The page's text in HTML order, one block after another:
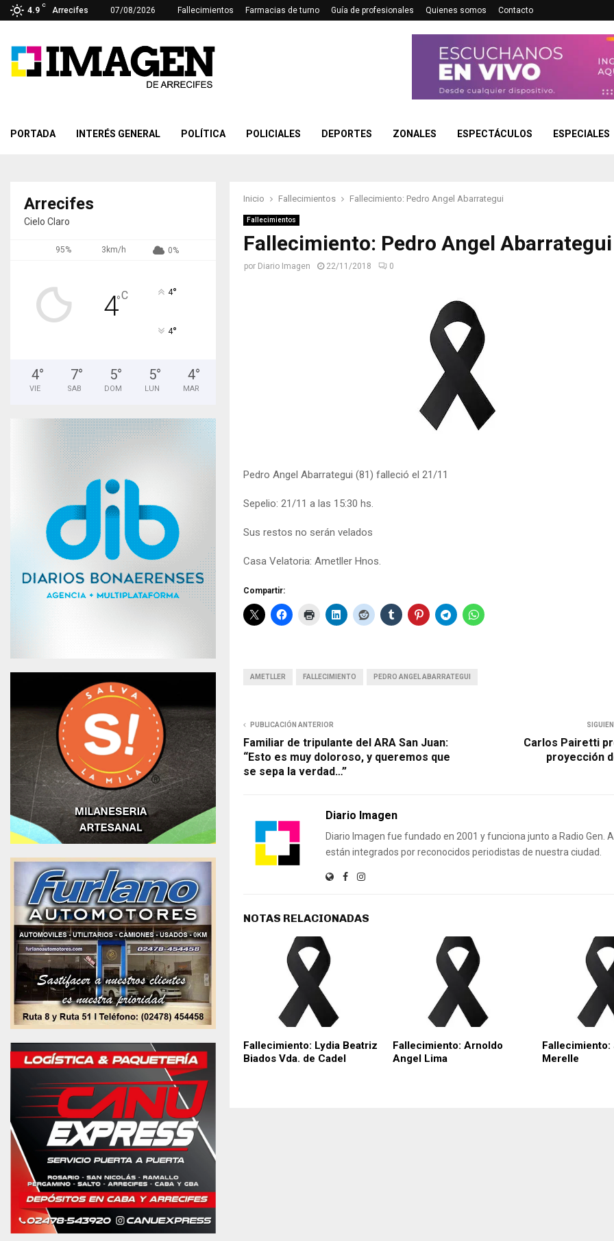
4.9
C
Arrecifes 07/08/2026 Fallecimientos Farmacias de turno Guía de profesionales Quienes somos Contacto
PORTADA INTERÉS GENERAL POLÍTICA POLICIALES DEPORTES ZONALES ESPECTÁCULOS ESPECIALES
Inicio Fallecimientos Fallecimiento: Pedro Angel Abarrategui
Fallecimientos
Fallecimiento: Pedro Angel Abarrategui
por Diario Imagen 22/11/2018 0
Pedro Angel Abarrategui (81) falleció el 21/11
Sepelio: 21/11 a las 15:30 hs.
Sus restos no serán velados
Casa Velatoria: Ametller Hnos.
Compartir:
AMETLLER FALLECIMIENTO PEDRO ANGEL ABARRATEGUI
PUBLICACIÓN ANTERIOR
Familiar de tripulante del ARA San Juan:
“Esto es muy doloroso, y queremos que
se sepa la verdad…”
Carlos Pairetti
proyección
Diario Imagen
Diario Imagen fue fundado en 2001 y funciona junto a Radio Gen.
están integrados por reconocidos periodistas de nuestra ciudad.
NOTAS RELACIONADAS
Fallecimiento: Lydia Beatriz
Biados Vda. de Cadel
Fallecimiento: Arnoldo
Angel Lima
Fallecimiento:
Merelle
Arrecifes
Cielo Claro
95% 3km/h 0%
4°C 4°
4°
4°
VIE
7°
SAB
5°
DOM
5°
LUN
4°
MAR